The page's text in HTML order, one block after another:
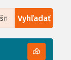
Vyhľadať
OpenStreetMap